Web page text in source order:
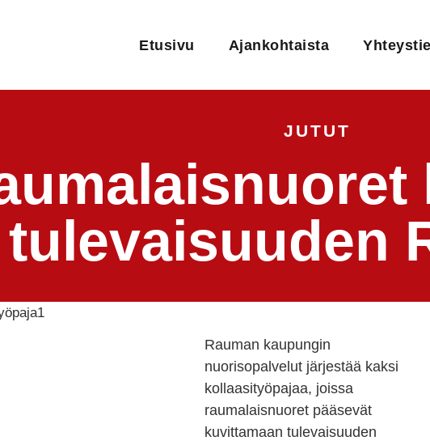
Etusivu Ajankohtaista
JUTUT
tulevaisuuden
Rauman kaupungin
nuorisopalvelut järjestää kaksi
kollaasityöpajaa, joissa
raumalaisnuoret pääsevät
kuvittamaan tulevaisuuden